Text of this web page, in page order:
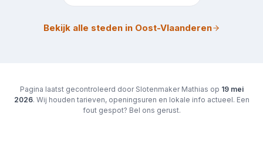
Bekijk alle steden in Oost-Vlaanderen
Pagina laatst gecontroleerd door Slotenmaker Mathias op 19 mei
2026. Wij houden tarieven, openingsuren en lokale info actueel. Een
fout gespot? Bel ons gerust.